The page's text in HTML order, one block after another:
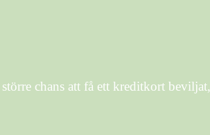
chans att få ett kreditkort